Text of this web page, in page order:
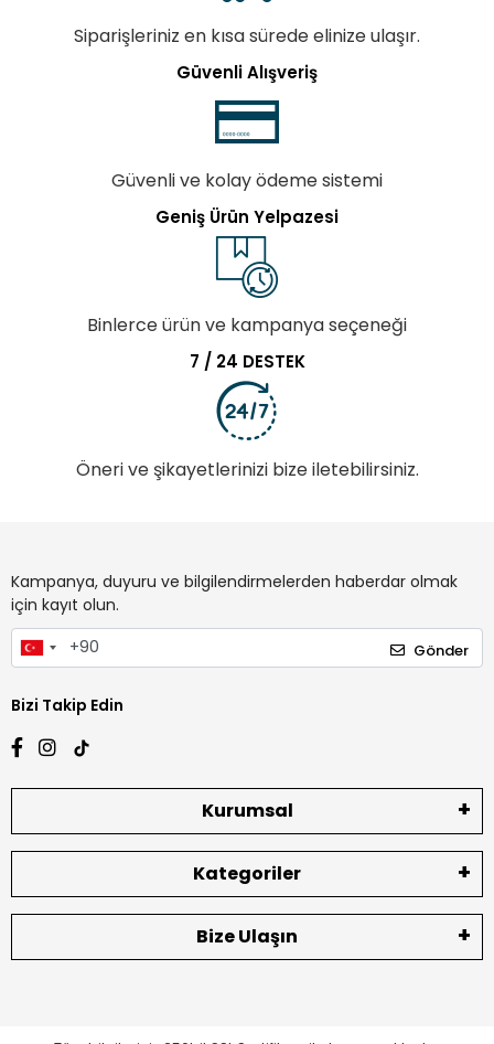
Siparişleriniz en kısa sürede elinize ulaşır.
Güvenli Alışveriş
Güvenli ve kolay ödeme sistemi
Geniş Ürün Yelpazesi
Binlerce ürün ve kampanya seçeneği
7 / 24 DESTEK
Öneri ve şikayetlerinizi bize iletebilirsiniz.
Kampanya, duyuru ve bilgilendirmelerden haberdar olmak
için kayıt olun.
Gönder
Bizi Takip Edin
Kurumsal
Kategoriler
Bize Ulaşın